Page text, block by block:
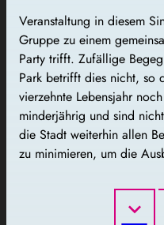
Veranstaltung in diesem
Gruppe zu einem
Party trifft. Zufällige
Park betrifft dies nicht, so
vierzehnte Lebensjahr
minderjährig und sind
die Stadt weiterhin allen
zu minimieren, um die